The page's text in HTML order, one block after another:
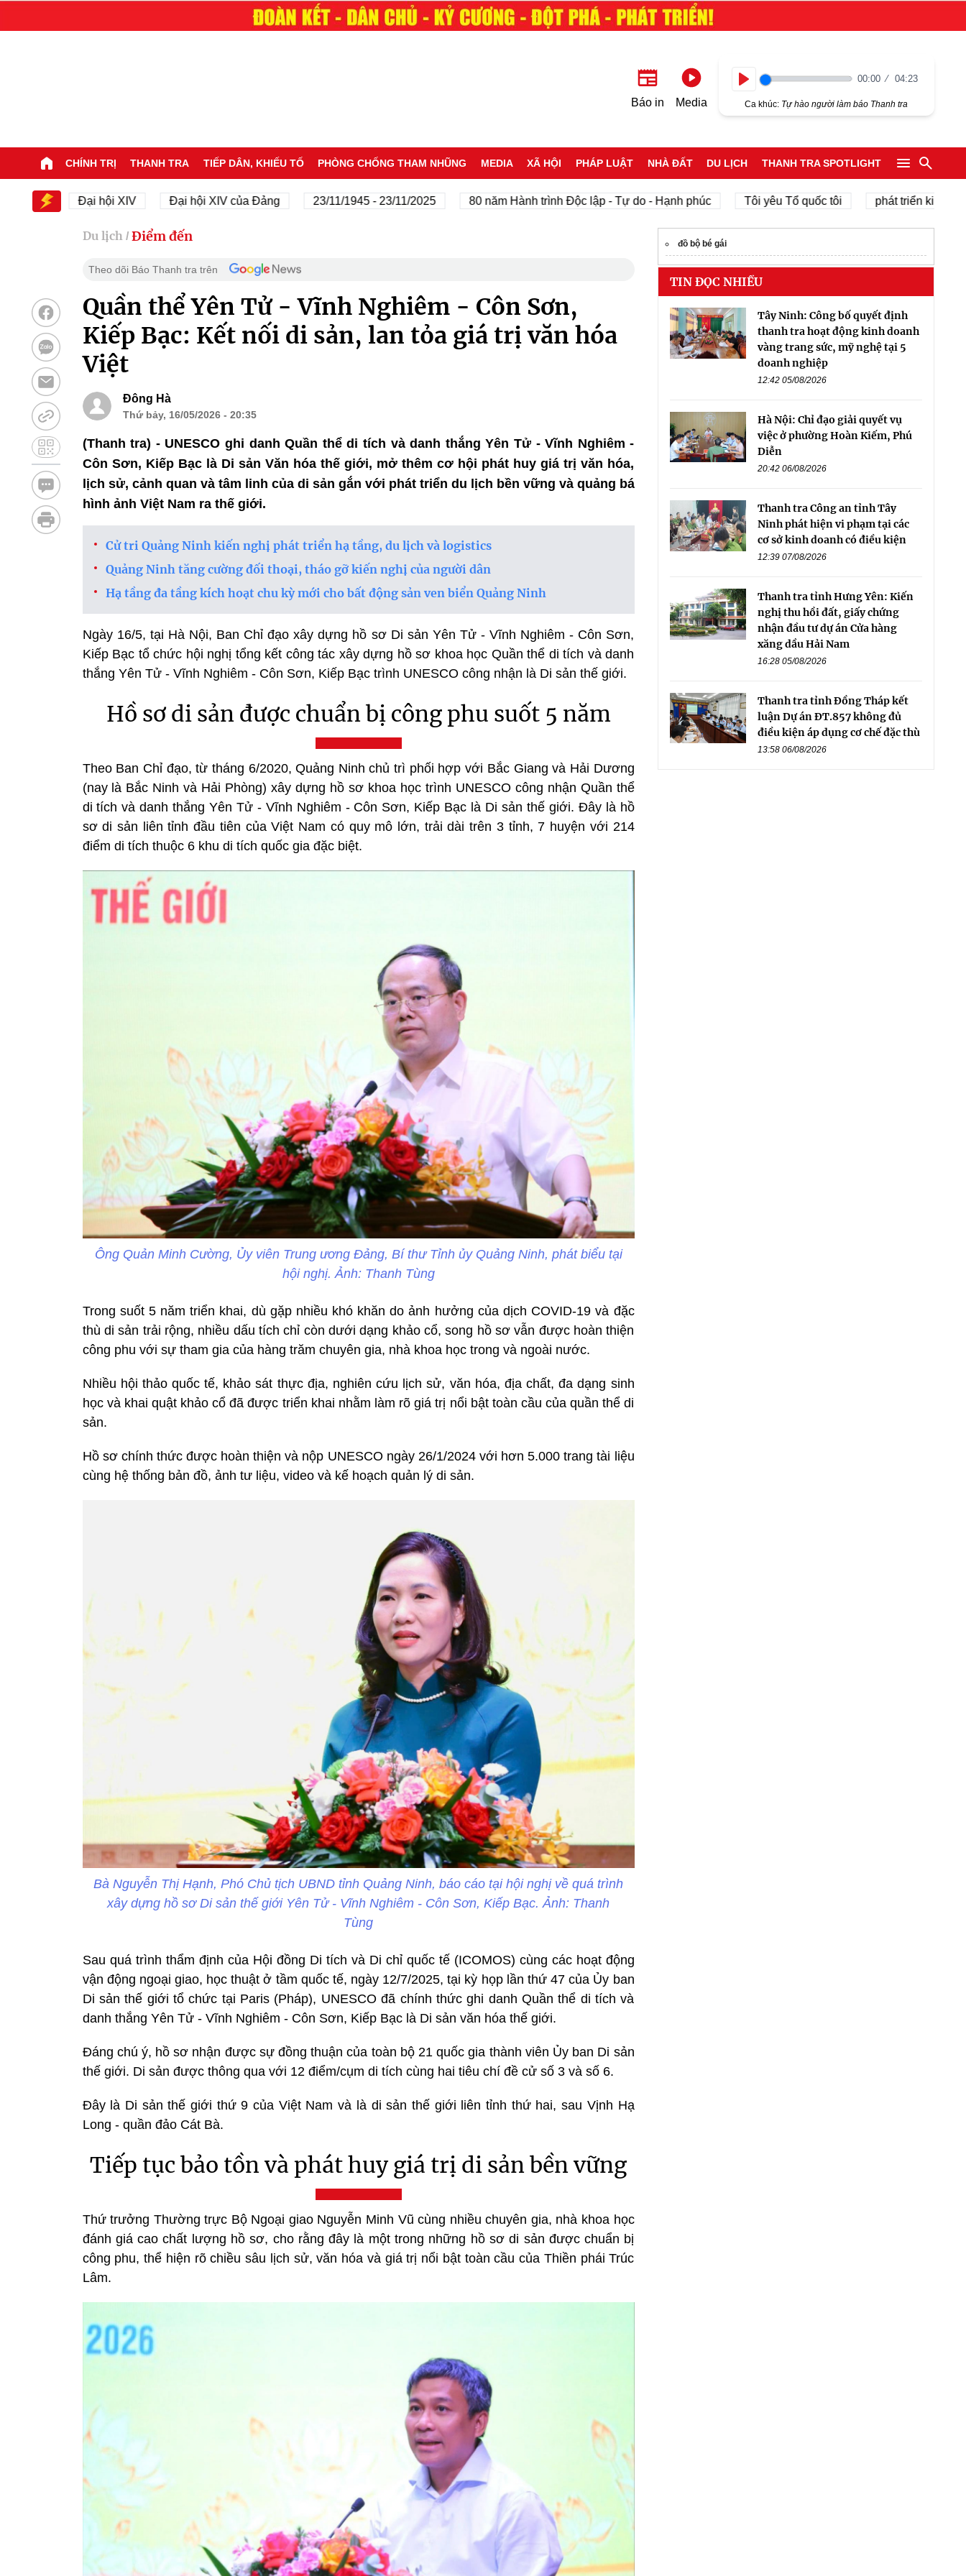
Báo in Media
00:00 04:23
Ca khúc: Tự hào người làm báo Thanh tra
CHÍNH TRỊ THANH TRA TIẾP DÂN, KHIẾU TỐ PHÒNG CHỐNG THAM NHŨNG MEDIA XÃ HỘI PHÁP LUẬT NHÀ ĐẤT DU LỊCH THANH TRA SPOTLIGHT
Đại hội XIV Đại hội XIV của Đảng 23/11/1945 - 23/11/2025 80 năm Hành trình Độc lập - Tự do - Hạnh phúc Tôi yêu Tổ quốc tôi phát triển kinh tế tư
Du lịch / Điểm đến
Theo dõi Báo Thanh tra trên
Quần thể Yên Tử - Vĩnh Nghiêm - Côn Sơn,
Kiếp Bạc: Kết nối di sản, lan tỏa giá trị văn hóa
Việt
Đông Hà
Thứ bảy, 16/05/2026 - 20:35
(Thanh tra) - UNESCO ghi danh Quần thể di tích và danh thắng Yên Tử - Vĩnh Nghiêm -
Côn Sơn, Kiếp Bạc là Di sản Văn hóa thế giới, mở thêm cơ hội phát huy giá trị văn hóa,
lịch sử, cảnh quan và tâm linh của di sản gắn với phát triển du lịch bền vững và quảng bá
hình ảnh Việt Nam ra thế giới.
Cử tri Quảng Ninh kiến nghị phát triển hạ tầng, du lịch và logistics
Quảng Ninh tăng cường đối thoại, tháo gỡ kiến nghị của người dân
Hạ tầng đa tầng kích hoạt chu kỳ mới cho bất động sản ven biển Quảng Ninh
Ngày 16/5, tại Hà Nội, Ban Chỉ đạo xây dựng hồ sơ Di sản Yên Tử - Vĩnh Nghiêm - Côn Sơn,
Kiếp Bạc tổ chức hội nghị tổng kết công tác xây dựng hồ sơ khoa học Quần thể di tích và danh
thắng Yên Tử - Vĩnh Nghiêm - Côn Sơn, Kiếp Bạc trình UNESCO công nhận là Di sản thế giới.
Hồ sơ di sản được chuẩn bị công phu suốt 5 năm
Theo Ban Chỉ đạo, từ tháng 6/2020, Quảng Ninh chủ trì phối hợp với Bắc Giang và Hải Dương
(nay là Bắc Ninh và Hải Phòng) xây dựng hồ sơ khoa học trình UNESCO công nhận Quần thể
di tích và danh thắng Yên Tử - Vĩnh Nghiêm - Côn Sơn, Kiếp Bạc là Di sản thế giới. Đây là hồ
sơ di sản liên tỉnh đầu tiên của Việt Nam có quy mô lớn, trải dài trên 3 tỉnh, 7 huyện với 214
điểm di tích thuộc 6 khu di tích quốc gia đặc biệt.
Ông Quản Minh Cường, Ủy viên Trung ương Đảng, Bí thư Tỉnh ủy Quảng Ninh, phát biểu tại
hội nghị. Ảnh: Thanh Tùng
Trong suốt 5 năm triển khai, dù gặp nhiều khó khăn do ảnh hưởng của dịch COVID-19 và đặc
thù di sản trải rộng, nhiều dấu tích chỉ còn dưới dạng khảo cổ, song hồ sơ vẫn được hoàn thiện
công phu với sự tham gia của hàng trăm chuyên gia, nhà khoa học trong và ngoài nước.
Nhiều hội thảo quốc tế, khảo sát thực địa, nghiên cứu lịch sử, văn hóa, địa chất, đa dạng sinh
học và khai quật khảo cổ đã được triển khai nhằm làm rõ giá trị nổi bật toàn cầu của quần thể di
sản.
Hồ sơ chính thức được hoàn thiện và nộp UNESCO ngày 26/1/2024 với hơn 5.000 trang tài liệu
cùng hệ thống bản đồ, ảnh tư liệu, video và kế hoạch quản lý di sản.
Bà Nguyễn Thị Hạnh, Phó Chủ tịch UBND tỉnh Quảng Ninh, báo cáo tại hội nghị về quá trình
xây dựng hồ sơ Di sản thế giới Yên Tử - Vĩnh Nghiêm - Côn Sơn, Kiếp Bạc. Ảnh: Thanh
Tùng
Sau quá trình thẩm định của Hội đồng Di tích và Di chỉ quốc tế (ICOMOS) cùng các hoạt động
vận động ngoại giao, học thuật ở tầm quốc tế, ngày 12/7/2025, tại kỳ họp lần thứ 47 của Ủy ban
Di sản thế giới tổ chức tại Paris (Pháp), UNESCO đã chính thức ghi danh Quần thể di tích và
danh thắng Yên Tử - Vĩnh Nghiêm - Côn Sơn, Kiếp Bạc là Di sản văn hóa thế giới.
Đáng chú ý, hồ sơ nhận được sự đồng thuận của toàn bộ 21 quốc gia thành viên Ủy ban Di sản
thế giới. Di sản được thông qua với 12 điểm/cụm di tích cùng hai tiêu chí đề cử số 3 và số 6.
Đây là Di sản thế giới thứ 9 của Việt Nam và là di sản thế giới liên tỉnh thứ hai, sau Vịnh Hạ
Long - quần đảo Cát Bà.
Tiếp tục bảo tồn và phát huy giá trị di sản bền vững
Thứ trưởng Thường trực Bộ Ngoại giao Nguyễn Minh Vũ cùng nhiều chuyên gia, nhà khoa học
đánh giá cao chất lượng hồ sơ, cho rằng đây là một trong những hồ sơ di sản được chuẩn bị
công phu, thể hiện rõ chiều sâu lịch sử, văn hóa và giá trị nổi bật toàn cầu của Thiền phái Trúc
Lâm.
đồ bộ bé gái
TIN ĐỌC NHIỀU
Tây Ninh: Công bố quyết định
thanh tra hoạt động kinh doanh
vàng trang sức, mỹ nghệ tại 5
doanh nghiệp
12:42 05/08/2026
Hà Nội: Chỉ đạo giải quyết vụ
việc ở phường Hoàn Kiếm, Phú
Diễn
20:42 06/08/2026
Thanh tra Công an tỉnh Tây
Ninh phát hiện vi phạm tại các
cơ sở kinh doanh có điều kiện
12:39 07/08/2026
Thanh tra tỉnh Hưng Yên: Kiến
nghị thu hồi đất, giấy chứng
nhận đầu tư dự án Cửa hàng
xăng dầu Hải Nam
16:28 05/08/2026
Thanh tra tỉnh Đồng Tháp kết
luận Dự án ĐT.857 không đủ
điều kiện áp dụng cơ chế đặc thù
13:58 06/08/2026